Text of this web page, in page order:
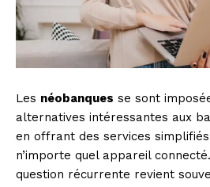
Les néobanques se sont
alternatives intéressantes aux
en offrant des services
n’importe quel appareil
question récurrente revient